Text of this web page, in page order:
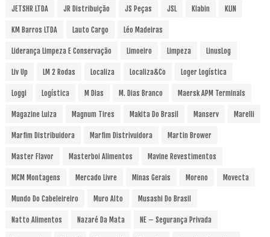
JETSHR LTDA JR Distribuição JS Peças JSL Klabin KLIN
KM Barros LTDA Lauto Cargo Léo Madeiras
Liderança Limpeza E Conservação Limoeiro Limpeza LinusLog
Liv Up LM 2 Rodas Localiza Localiza&Co Loger Logística
Loggi Logística M Dias M. Dias Branco Maersk APM Terminals
Magazine Luiza Magnum Tires Makita Do Brasil Manserv Marelli
Marfim Distribuidora Marfim Distrivuidora Martin Brower
Master Flavor Masterboi Alimentos Mavine Revestimentos
MCM Montagens Mercado Livre Minas Gerais Moreno Movecta
Mundo Do Cabeleireiro Muro Alto Musashi Do Brasil
Natto Alimentos Nazaré Da Mata NE – Segurança Privada